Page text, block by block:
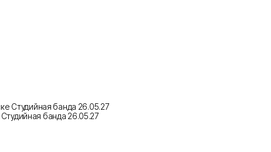
Студийная банда 26.05.27
банда 26.05.27